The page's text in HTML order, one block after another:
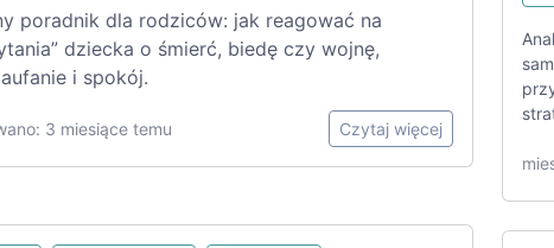
poradnik dla rodziców: jak reagować na
dziecka o śmierć, biedę czy wojnę,
i spokój.
3 miesiące temu Czytaj więcej